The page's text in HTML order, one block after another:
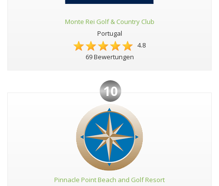
Monte Rei Golf & Country Club
Portugal
4.8
69 Bewertungen
10
Pinnacle Point Beach and Golf Resort